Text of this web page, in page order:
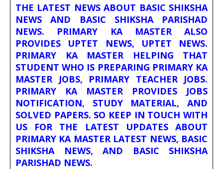
THE LATEST NEWS ABOUT BASIC SHIKSHA
NEWS AND BASIC SHIKSHA PARISHAD
NEWS. PRIMARY KA MASTER ALSO
PROVIDES UPTET NEWS, UPTET NEWS.
PRIMARY KA MASTER HELPING THAT
STUDENT WHO IS PREPARING PRIMARY KA
MASTER JOBS, PRIMARY TEACHER JOBS.
PRIMARY KA MASTER PROVIDES JOBS
NOTIFICATION, STUDY MATERIAL, AND
SOLVED PAPERS. SO KEEP IN TOUCH WITH
US FOR THE LATEST UPDATES ABOUT
PRIMARY KA MASTER LATEST NEWS, BASIC
SHIKSHA NEWS, AND BASIC SHIKSHA
PARISHAD NEWS.